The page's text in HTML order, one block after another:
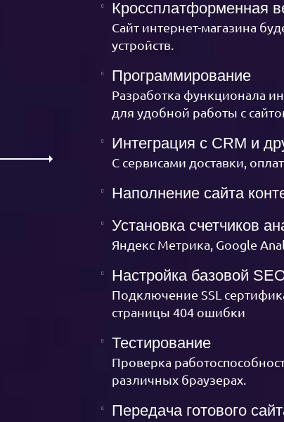
Кроссплатформенная
Сайт интернет-магазина
устройств.
Программирование
Разработка функционала
для удобной работы с
Интеграция с CRM и
С сервисами доставки,
Наполнение сайта
Установка счетчиков
Яндекс Метрика, Google
Настройка базовой
Подключение SSL
страницы 404 ошибки
Тестирование
Проверка
различных браузерах.
Передача готового